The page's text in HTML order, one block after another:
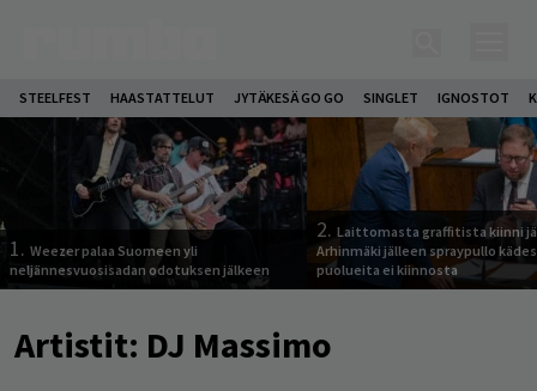
STEELFEST HAASTATTELUT JYTÄKESÄ GO GO SINGLET IGNOSTOT
1. Weezer palaa Suomeen yli
neljännesvuosisadan odotuksen jälkeen
2. Laittomasta graffitista kiinni
Arhinmäki jälleen spraypullo
puolueita ei kiinnosta
Artistit: DJ Massimo